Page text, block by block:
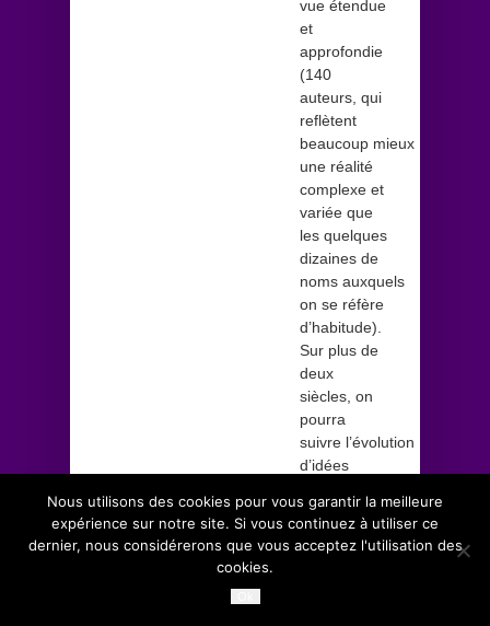
vue étendue
et
approfondie
(140
auteurs, qui
reflètent
beaucoup mieux
une réalité
complexe et
variée que
les quelques
dizaines de
noms auxquels
on se réfère
d’habitude).
Sur plus de
deux
siècles, on
pourra
suivre l’évolution
d’idées
issues d’une
part des
Lumières
Nous utilisons des cookies pour vous garantir la meilleure
expérience sur notre site. Si vous continuez à utiliser ce
dernier, nous considérerons que vous acceptez l'utilisation des
cookies.